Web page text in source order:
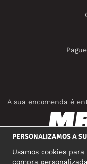
A sua encomenda é
PERSONALIZAMOS A
Usamos cookies
compra